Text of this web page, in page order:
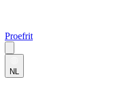
Proefrit
NL